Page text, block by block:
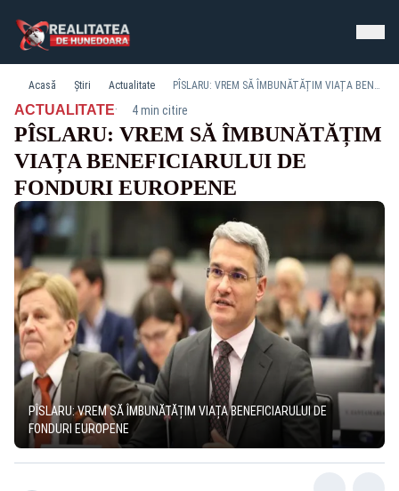
Acasă Știri Actualitate PÎSLARU: VREM SĂ ÎMBUNĂTĂȚIM VIAȚA BENEFICIARULUI DE FONDURI EUROPENE
ACTUALITATE· 4 min citire
PÎSLARU: VREM SĂ ÎMBUNĂTĂȚIM
VIAȚA BENEFICIARULUI DE
FONDURI EUROPENE
PÎSLARU: VREM SĂ ÎMBUNĂTĂȚIM VIAȚA BENEFICIARULUI DE
FONDURI EUROPENE